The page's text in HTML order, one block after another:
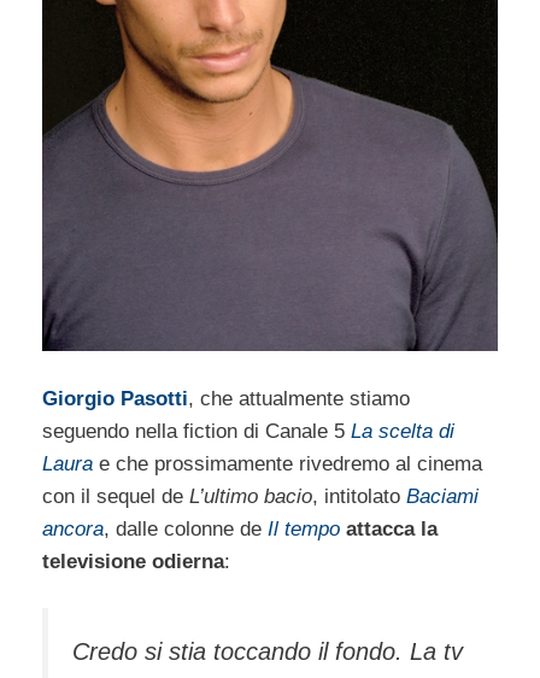
Giorgio Pasotti, che attualmente stiamo
seguendo nella fiction di Canale 5 La scelta di
Laura e che prossimamente rivedremo al cinema
con il sequel de L’ultimo bacio, intitolato Baciami
ancora, dalle colonne de Il tempo attacca la
televisione odierna:
Credo si stia toccando il fondo. La tv